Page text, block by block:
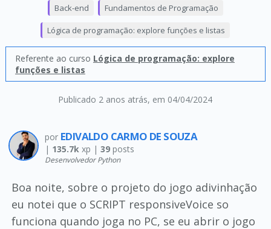
Publicado 2 anos atrás, em 04/04/2024
Back-end Fundamentos de Programação
Lógica de programação: explore funções e listas
Referente ao curso Lógica de programação: explore
funções e listas
por EDIVALDO CARMO DE SOUZA
| 135.7kxp | 39posts
Desenvolvedor Python
Boa noite, sobre o projeto do jogo adivinhação
eu notei que o SCRIPT responsiveVoice so
funciona quando joga no PC, se eu abrir o jogo